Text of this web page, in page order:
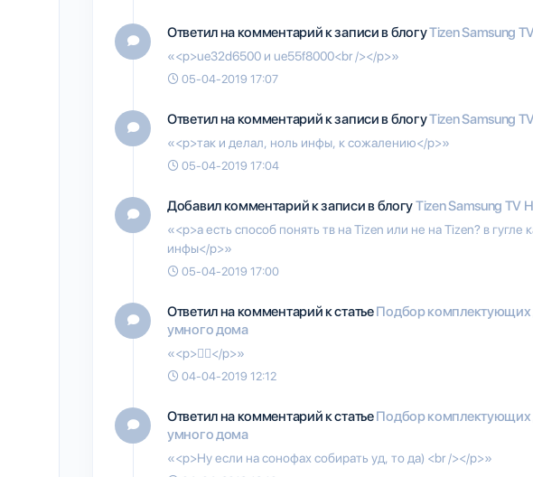
Ответил на комментарий к записи в блогуTizen Samsung
«<p>ue32d6500 и ue55f8000<br /></p>»
05-04-2019 17:07
Ответил на комментарий к записи в блогуTizen Samsung
«<p>так и делал, ноль инфы, к сожалению</p>»
05-04-2019 17:04
Добавил комментарий к записи в блогуTizen Samsung TV
«<p>а есть способ понять тв на Tizen или не на Tizen? в гугле
инфы</p>»
05-04-2019 17:00
Ответил на комментарий к статьеПодбор комплектующих
умного дома
«<p>👍🏻</p>»
04-04-2019 12:12
Ответил на комментарий к статьеПодбор комплектующих
умного дома
«<p>Ну если на сонофах собирать уд, то да) <br /></p>»